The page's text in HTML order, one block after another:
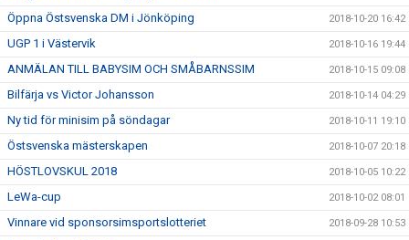
Öppna Östsvenska DM i Jönköping 2018-10-20 16:42
UGP 1 i Västervik 2018-10-16 19:44
ANMÄLAN TILL BABYSIM OCH SMÅBARNSSIM 2018-10-15 09:08
Bilfärja vs Victor Johansson 2018-10-14 04:29
Ny tid för minisim på söndagar 2018-10-11 19:10
Östsvenska mästerskapen 2018-10-07 20:18
HÖSTLOVSKUL 2018 2018-10-05 10:22
LeWa-cup 2018-10-02 08:01
Vinnare vid sponsorsimsportslotteriet 2018-09-28 10:53